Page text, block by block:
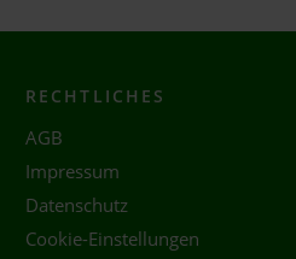
RECHTLICHES
AGB
Impressum
Datenschutz
Cookie-Einstellungen